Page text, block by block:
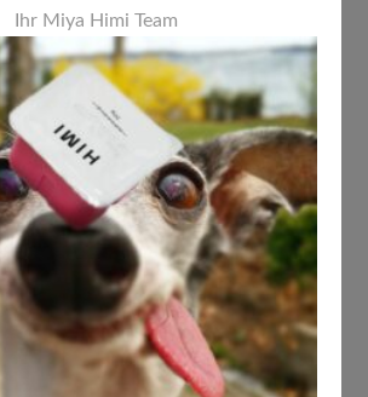
bei Himi Miya legen
Wert darauf, Ihnen
hochwertige Produkte,
auch einzigartige Erlebnisse
Unsere Marke steht für
Fantasie und die
die Welt ein Stück
zu machen. Passend zur
Jahreszeit möchten wir
Stolz...
Ihr Miya Himi Team